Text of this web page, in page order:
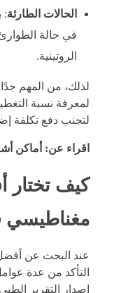
الحالات الطارئة:
في حالة
الروتينية.
لذلك، من المهم
لمعرفة نسبة
لتجنب دفع تكلفة
اقراء عن: أماكن
كيف تختار
مغناطيسي
عند البحث عن
التأكد من عدة
إصدار التقرير